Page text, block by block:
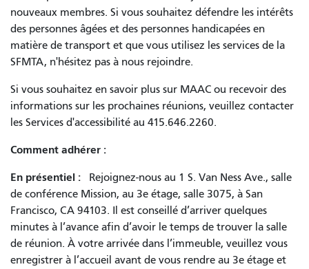
nouveaux membres. Si vous souhaitez défendre les intérêts
des personnes âgées et des personnes handicapées en
matière de transport et que vous utilisez les services de la
SFMTA, n'hésitez pas à nous rejoindre.
Si vous souhaitez en savoir plus sur MAAC ou recevoir des
informations sur les prochaines réunions, veuillez contacter
les Services d'accessibilité au 415.646.2260.
Comment adhérer :
En présentiel :
Rejoignez-nous au 1 S. Van Ness Ave., salle
de conférence Mission, au 3e étage, salle 3075, à San
Francisco, CA 94103. Il est conseillé d’arriver quelques
minutes à l’avance afin d’avoir le temps de trouver la salle
de réunion. À votre arrivée dans l’immeuble, veuillez vous
enregistrer à l’accueil avant de vous rendre au 3e étage et